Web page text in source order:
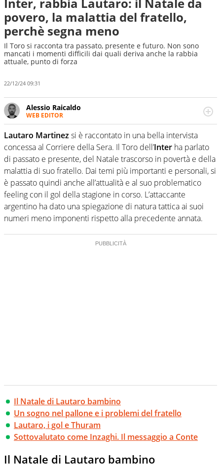
povero, la malattia del fratello,
perchè segna meno
Il Toro si racconta tra passato, presente e futuro. Non sono
mancati i momenti difficili dai quali deriva anche la rabbia
attuale, punto di forza
22/12/24 09:31
Alessio Raicaldo
WEB EDITOR
Un figlio che si chiama Diego e la tesi di laurea sugli stadi
di proprietà in Italia. Il calcio quale filo conduttore
irrinunciabile tra passione e professione. Per Virgilio
Sport indaga, approfondisce e scandaglia l'universo
mondo dello sport per antonomasia
Lautaro Martinezsi è raccontato in una bella intervista
concessa al Corriere della Sera. Il Toro dell’Inter ha parlato
di passato e presente, del Natale trascorso in povertà e della
malattia di suo fratello. Dai temi più importanti e personali, si
è passato quindi anche all’attualità e al suo problematico
feeling con il gol della stagione in corso. L’attaccante
argentino ha dato una spiegazione di natura tattica ai suoi
numeri meno imponenti rispetto alla precedente annata.
Il Natale di Lautaro bambino
Un sogno nel pallone e i problemi del fratello
Lautaro, i gol e Thuram
Sottovalutato come Inzaghi. Il messaggio a Conte
Il Natale di Lautaro bambino